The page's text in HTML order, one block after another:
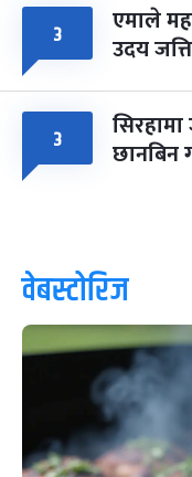
३ एमाले
उदय
३ छानबिन
वेबस्टोरिज